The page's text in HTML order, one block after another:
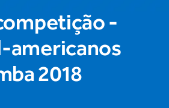
-
americanos
2018